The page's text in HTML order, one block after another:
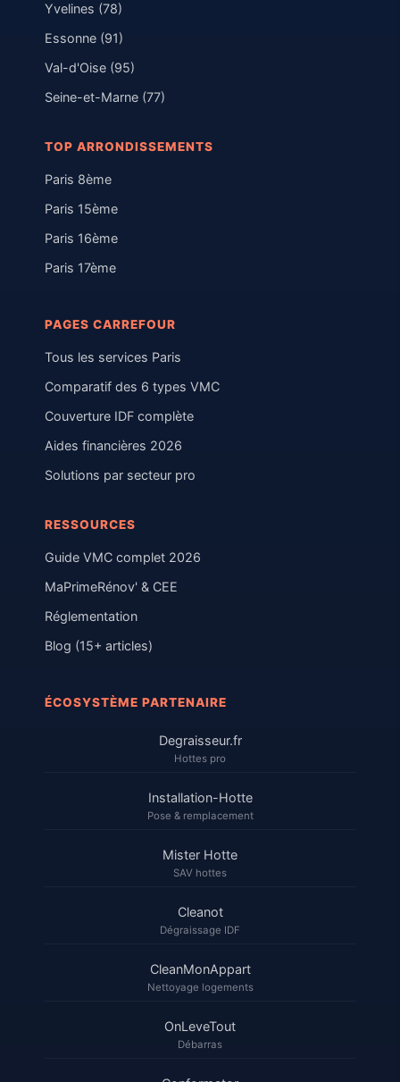
Yvelines (78)
Essonne (91)
Val-d'Oise (95)
Seine-et-Marne (77)
TOP ARRONDISSEMENTS
Paris 8ème
Paris 15ème
Paris 16ème
Paris 17ème
PAGES CARREFOUR
Tous les services Paris
Comparatif des 6 types VMC
Couverture IDF complète
Aides financières 2026
Solutions par secteur pro
RESSOURCES
Guide VMC complet 2026
MaPrimeRénov' & CEE
Réglementation
Blog (15+ articles)
ÉCOSYSTÈME PARTENAIRE
Degraisseur.fr
Hottes pro
Installation-Hotte
Pose & remplacement
Mister Hotte
SAV hottes
Cleanot
Dégraissage IDF
CleanMonAppart
Nettoyage logements
OnLeveTout
Débarras